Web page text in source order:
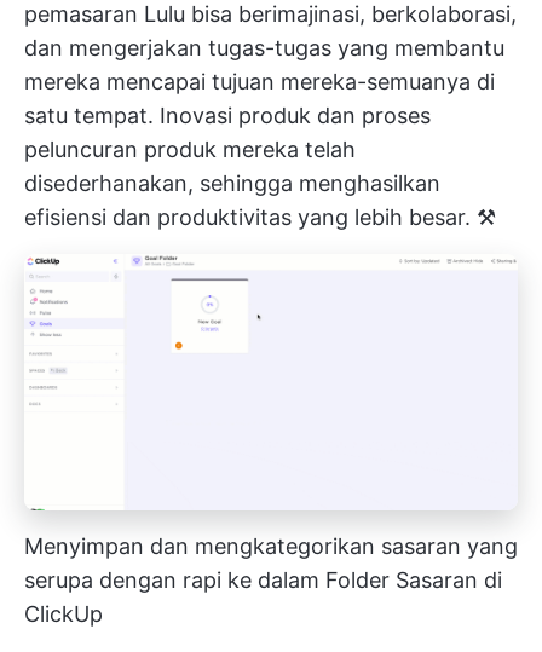
pemasaran Lulu bisa berimajinasi, berkolaborasi,
dan mengerjakan tugas-tugas yang membantu
mereka mencapai tujuan mereka-semuanya di
satu tempat. Inovasi produk dan proses
peluncuran produk mereka telah
disederhanakan, sehingga menghasilkan
efisiensi dan produktivitas yang lebih besar. ⚒️
Menyimpan dan mengkategorikan sasaran yang
serupa dengan rapi ke dalam Folder Sasaran di
ClickUp